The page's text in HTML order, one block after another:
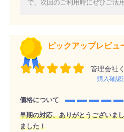
で、次回のご利用時にぜひご活
ピックアップレビュ
管理会社
購入確認
価格について
早期の対応、ありがとうございま
ました！